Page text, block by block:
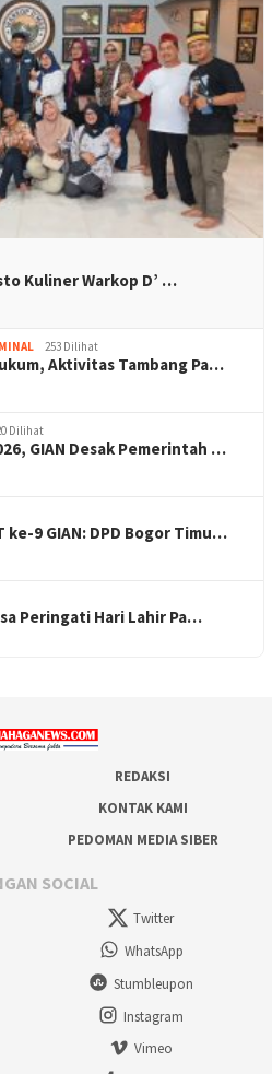
Kuliner Warkop D’ …
253 Dilihat
Aktivitas Tambang Pa…
Dilihat
GIAN Desak Pemerintah …
ke-9 GIAN: DPD Bogor Timu…
Peringati Hari Lahir Pa…
REDAKSI
KONTAK KAMI
PEDOMAN MEDIA SIBER
SOCIAL
Twitter
WhatsApp
Stumbleupon
Instagram
Vimeo